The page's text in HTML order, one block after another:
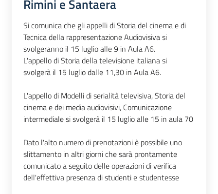
Rimini e Santaera
Si comunica che gli appelli di Storia del cinema e di
Tecnica della rappresentazione Audiovisiva si
svolgeranno il 15 luglio alle 9 in Aula A6.
L'appello di Storia della televisione italiana si
svolgerà il 15 luglio dalle 11,30 in Aula A6.
L'appello di Modelli di serialità televisiva, Storia del
cinema e dei media audiovisivi, Comunicazione
intermediale si svolgerà il 15 luglio alle 15 in aula 70
Dato l'alto numero di prenotazioni è possibile uno
slittamento in altri giorni che sarà prontamente
comunicato a seguito delle operazioni di verifica
dell'effettiva presenza di studenti e studentesse